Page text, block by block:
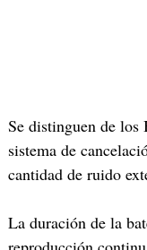
Se distinguen de los
sistema de
cantidad de ruido
La duración de la